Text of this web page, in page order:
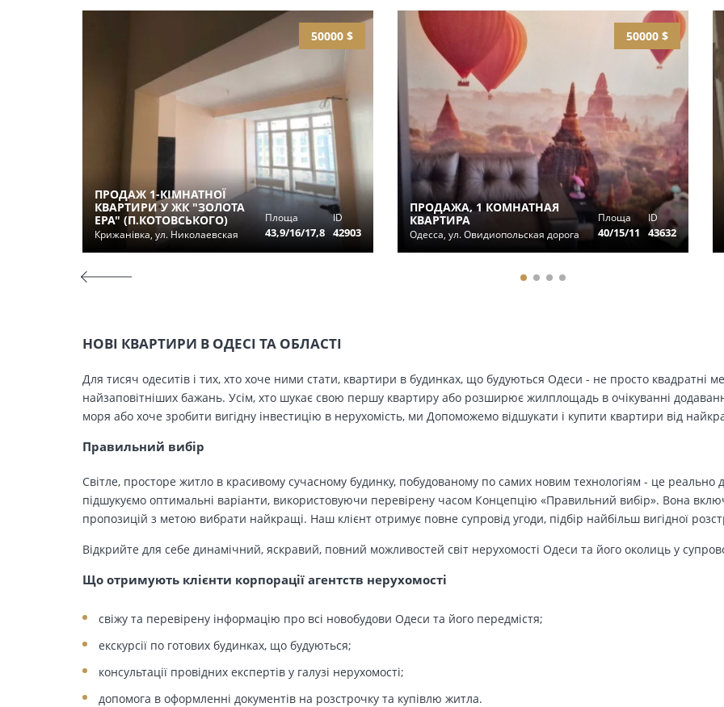
50000 $
ПРОДАЖ 1-КІМНАТНОЇ
КВАРТИРИ У ЖК "ЗОЛОТА
ЕРА" (П.КОТОВСЬКОГО)
Крижанівка, ул. Николаевская
Площа
43,9/16/17,8
ID
42903
50000 $
ПРОДАЖА, 1 КОМНАТНАЯ
КВАРТИРА
Одесса, ул. Овидиопольская дорога
Площа
40/15/11
ID
43632
НОВІ КВАРТИРИ В ОДЕСІ ТА ОБЛАСТІ
Для тисяч одеситів і тих, хто хоче ними стати, квартири в будинках, що будуються Одеси - не просто квадратні
найзаповітніших бажань. Усім, хто шукає свою першу квартиру або розширює жилплощадь в очікуванні
моря або хоче зробити вигідну інвестицію в нерухомість, ми Допоможемо відшукати і купити квартири від
Правильний вибір
Світле, просторе житло в красивому сучасному будинку, побудованому по самих новим технологіям - це реально
підшукуємо оптимальні варіанти, використовуючи перевірену часом Концепцію «Правильний вибір». Вона
пропозицій з метою вибрати найкращі. Наш клієнт отримує повне супровід угоди, підбір найбільш вигідної
Відкрийте для себе динамічний, яскравий, повний можливостей світ нерухомості Одеси та його околиць у
Що отримують клієнти корпорації агентств нерухомості
свіжу та перевірену інформацію про всі новобудови Одеси та його передмістя;
екскурсії по готових будинках, що будуються;
консультації провідних експертів у галузі нерухомості;
допомога в оформленні документів на розстрочку та купівлю житла.